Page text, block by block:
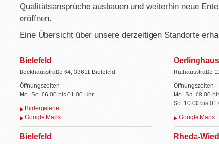
Qualitätsansprüche ausbauen und weiterhin neue
eröffnen.
Eine Übersicht über unsere derzeitigen Standorte
Bielefeld
Beckhausstraße 64, 33611 Bielefeld
Öffnungszeiten
Mo.-So. 06.00 bis 01.00 Uhr
Bildergalerie
Google Maps
Bielefeld
Rathausstraße
Öffnungszeiten
Mo.-Sa. 08.00
So. 10.00 bis
Google Maps
Rheda-